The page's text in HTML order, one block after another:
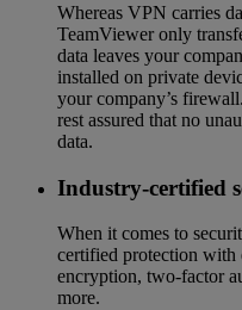
Whereas VPN carries
TeamViewer only
data leaves your
installed on private
your company’s
rest assured that no
data.
Industry-certified
When it comes to
certified protection with
encryption, two-factor
more.